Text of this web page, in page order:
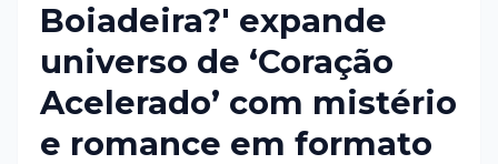
Boiadeira?' expande
universo de ‘Coração
Acelerado’ com mistério
e romance em formato